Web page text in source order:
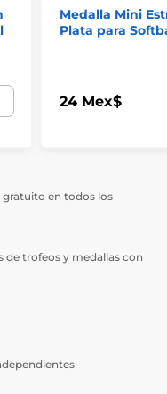
Medalla Mini
Plata para
24 Mex$
gratuito en todos los
de trofeos y medallas con